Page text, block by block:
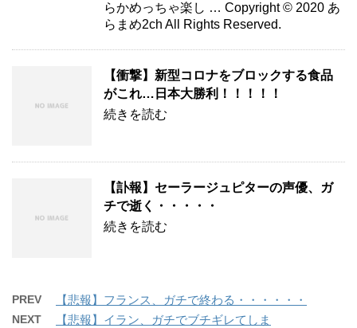
らかめっちゃ楽し … Copyright © 2020 あ
らまめ2ch All Rights Reserved.
【衝撃】新型コロナをブロックする食品
がこれ…日本大勝利！！！！！
続きを読む
【訃報】セーラージュピターの声優、ガ
チで逝く・・・・・
続きを読む
PREV 【悲報】フランス、ガチで終わる・・・・・・
NEXT 【悲報】イラン、ガチでブチギレてしま